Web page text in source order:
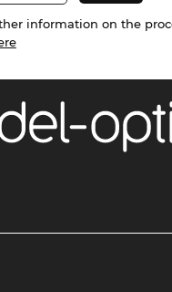
information on the